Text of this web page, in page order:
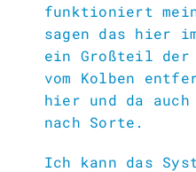
funktioniert
sagen das hier
ein Großteil der
vom Kolben
hier und da
nach Sorte.
Ich kann das